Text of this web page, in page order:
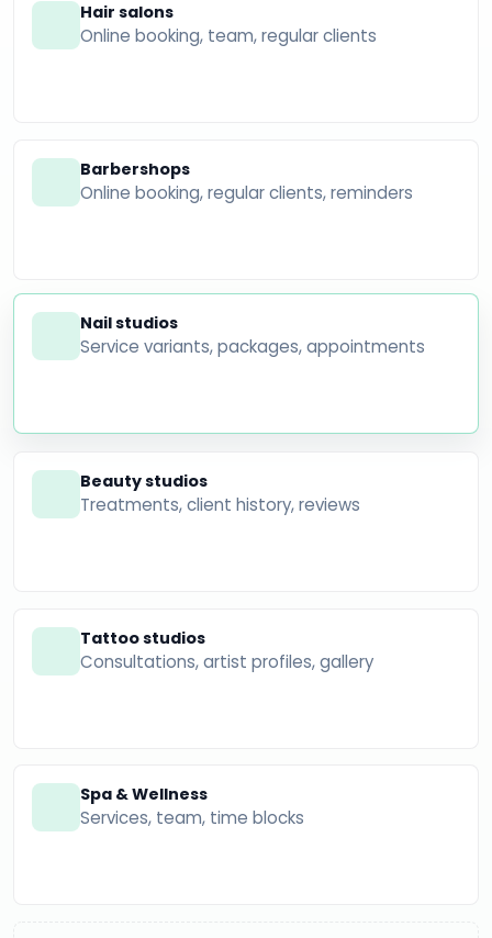
Hair salons
Online booking, team, regular clients
Barbershops
Online booking, regular clients, reminders
Nail studios
Service variants, packages, appointments
Beauty studios
Treatments, client history, reviews
Tattoo studios
Consultations, artist profiles, gallery
Spa & Wellness
Services, team, time blocks